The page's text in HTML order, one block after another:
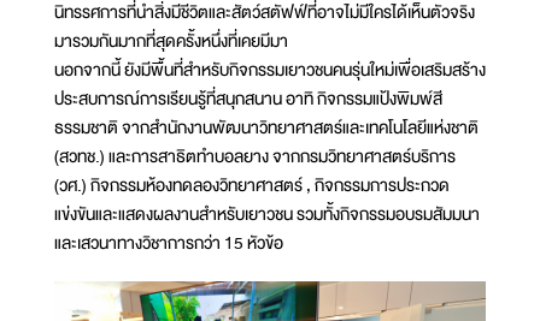
นิทรรศการที่นำสิ่งมีชีวิตและสัตว์สตัฟฟ์ที่อาจไม่มีใครได้เห็นตัวจริง
มารวมกันมากที่สุดครั้งหนึ่งที่เคยมีมา
นอกจากนี้ ยังมีพื้นที่สำหรับกิจกรรมเยาวชนคนรุ่นใหม่เพื่อเสริมสร้าง
ประสบการณ์การเรียนรู้ที่สนุกสนาน อาทิ กิจกรรมแป้งพิมพ์สี
ธรรมชาติ จากสำนักงานพัฒนาวิทยาศาสตร์และเทคโนโลยีแห่งชาติ
(สวทช.) และการสาธิตทำบอลยาง จากกรมวิทยาศาสตร์บริการ
(วศ.) กิจกรรมห้องทดลองวิทยาศาสตร์ , กิจกรรมการประกวด
แข่งขันและแสดงผลงานสำหรับเยาวชน รวมทั้งกิจกรรมอบรมสัมมนา
และเสวนาทางวิชาการกว่า 15 หัวข้อ